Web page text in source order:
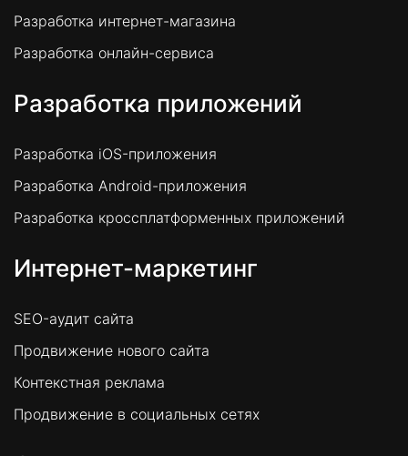
Разработка интернет-магазина
Разработка онлайн-сервиса
Разработка приложений
Разработка iOS-приложения
Разработка Android-приложения
Разработка кроссплатформенных приложений
Интернет-маркетинг
SEO-аудит сайта
Продвижение нового сайта
Контекстная реклама
Продвижение в социальных сетях